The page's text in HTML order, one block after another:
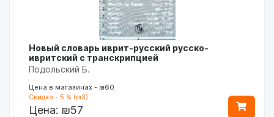
Новый словарь иврит-русский русско-
ивритский с транскрипцией
Подольский Б.
Цена в магазинах - ₪60
Скидка - 5 % (₪3)
Цена: ₪57